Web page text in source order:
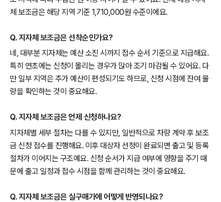
체 보조금은 해당 지역 기준 1,710,000원 수준이에요.
Q. 지자체 보조금은 선착순인가요?
네, 대부분 지자체는 예산 소진 시까지 접수 순서 기준으로 지급해요.
특히 연초에는 신청이 몰리는 경우가 많아 조기 마감될 수 있어요. 다
만 일부 지역은 추가 예산이 편성되기도 하므로, 신청 시점에 잔여 물
량을 확인하는 것이 중요해요.
Q. 지자체 보조금은 언제 신청하나요?
지자체별 세부 절차는 다를 수 있지만, 일반적으로 차량 계약 후 보조
금 신청 접수를 진행해요. 이후 대상자 선정이 완료되면 출고 및 등록
절차가 이어지는 구조예요. 신청 순서가 지급 여부에 영향을 주기 때
문에 출고 일정과 접수 시점을 함께 관리하는 것이 중요해요.
Q. 지자체 보조금은 실구매가에 어떻게 반영되나요?